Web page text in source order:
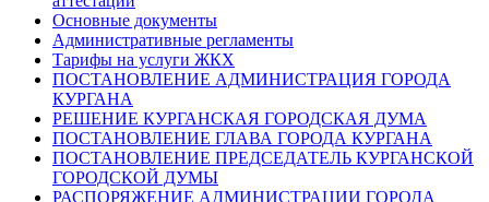
Основные документы
Административные регламенты
Тарифы на услуги ЖКХ
ПОСТАНОВЛЕНИЕ АДМИНИСТРАЦИЯ ГОРОДА
КУРГАНА
РЕШЕНИЕ КУРГАНСКАЯ ГОРОДСКАЯ ДУМА
ПОСТАНОВЛЕНИЕ ГЛАВА ГОРОДА КУРГАНА
ПОСТАНОВЛЕНИЕ ПРЕДСЕДАТЕЛЬ КУРГАНСКОЙ
ГОРОДСКОЙ ДУМЫ
РАСПОРЯЖЕНИЕ АДМИНИСТРАЦИИ ГОРОДА